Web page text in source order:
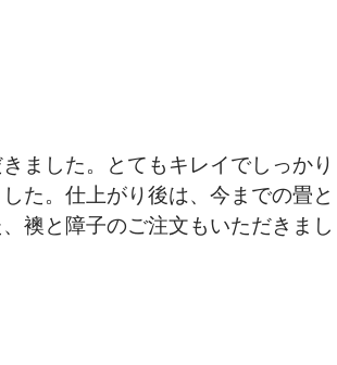
ました。とてもキレイでしっかり
た。仕上がり後は、今までの畳と
襖と障子のご注文もいただきまし